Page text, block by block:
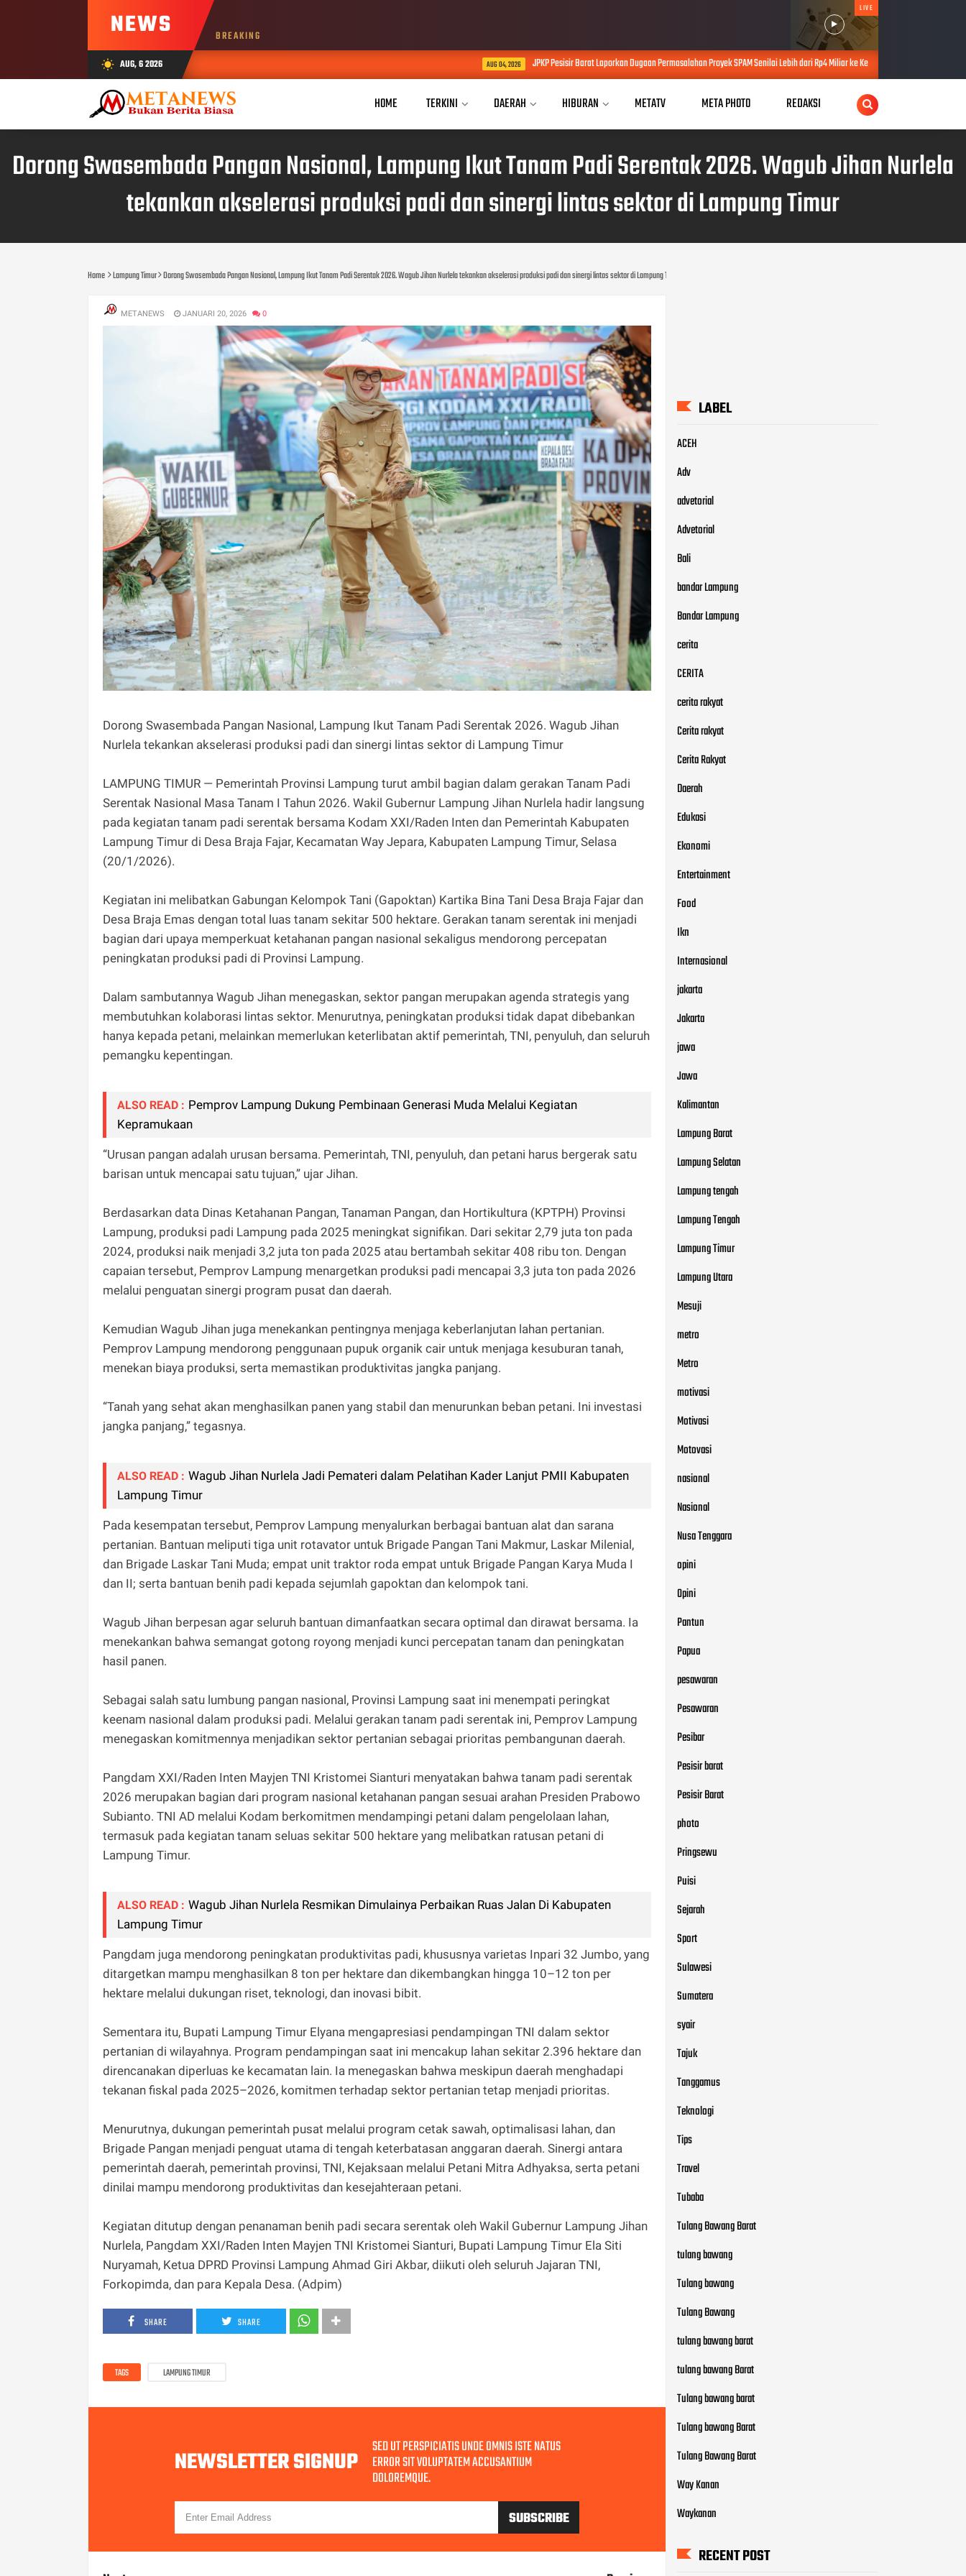
NEWS BREAKING
LIVE
wb_sunny AUG, 6 2026 JPKP Pesisir Barat Laporkan Dugaan Permasalahan Proyek SPAM Senilai Lebih dari Rp4 Miliar ke Kejati Lampung
HOME TERKINI DAERAH HIBURAN METATV META PHOTO REDAKSI
Dorong Swasembada Pangan Nasional, Lampung Ikut Tanam Padi Serentak 2026. Wagub Jihan Nurlela
tekankan akselerasi produksi padi dan sinergi lintas sektor di Lampung Timur
Home Lampung Timur Dorong Swasembada Pangan Nasional, Lampung Ikut Tanam Padi Serentak 2026. Wagub Jihan Nurlela tekankan akselerasi produksi padi dan sinergi lintas sektor di Lampung Timur
METANEWS JANUARI 20, 2026 0
Dorong Swasembada Pangan Nasional, Lampung Ikut Tanam Padi Serentak 2026. Wagub Jihan
Nurlela tekankan akselerasi produksi padi dan sinergi lintas sektor di Lampung Timur
LAMPUNG TIMUR — Pemerintah Provinsi Lampung turut ambil bagian dalam gerakan Tanam Padi
Serentak Nasional Masa Tanam I Tahun 2026. Wakil Gubernur Lampung Jihan Nurlela hadir langsung
pada kegiatan tanam padi serentak bersama Kodam XXI/Raden Inten dan Pemerintah Kabupaten
Lampung Timur di Desa Braja Fajar, Kecamatan Way Jepara, Kabupaten Lampung Timur, Selasa
(20/1/2026).
Kegiatan ini melibatkan Gabungan Kelompok Tani (Gapoktan) Kartika Bina Tani Desa Braja Fajar dan
Desa Braja Emas dengan total luas tanam sekitar 500 hektare. Gerakan tanam serentak ini menjadi
bagian dari upaya memperkuat ketahanan pangan nasional sekaligus mendorong percepatan
peningkatan produksi padi di Provinsi Lampung.
Dalam sambutannya Wagub Jihan menegaskan, sektor pangan merupakan agenda strategis yang
membutuhkan kolaborasi lintas sektor. Menurutnya, peningkatan produksi tidak dapat dibebankan
hanya kepada petani, melainkan memerlukan keterlibatan aktif pemerintah, TNI, penyuluh, dan seluruh
pemangku kepentingan.
ALSO READ : Pemprov Lampung Dukung Pembinaan Generasi Muda Melalui Kegiatan
Kepramukaan
“Urusan pangan adalah urusan bersama. Pemerintah, TNI, penyuluh, dan petani harus bergerak satu
barisan untuk mencapai satu tujuan,” ujar Jihan.
Berdasarkan data Dinas Ketahanan Pangan, Tanaman Pangan, dan Hortikultura (KPTPH) Provinsi
Lampung, produksi padi Lampung pada 2025 meningkat signifikan. Dari sekitar 2,79 juta ton pada
2024, produksi naik menjadi 3,2 juta ton pada 2025 atau bertambah sekitar 408 ribu ton. Dengan
capaian tersebut, Pemprov Lampung menargetkan produksi padi mencapai 3,3 juta ton pada 2026
melalui penguatan sinergi program pusat dan daerah.
Kemudian Wagub Jihan juga menekankan pentingnya menjaga keberlanjutan lahan pertanian.
Pemprov Lampung mendorong penggunaan pupuk organik cair untuk menjaga kesuburan tanah,
menekan biaya produksi, serta memastikan produktivitas jangka panjang.
“Tanah yang sehat akan menghasilkan panen yang stabil dan menurunkan beban petani. Ini investasi
jangka panjang,” tegasnya.
ALSO READ : Wagub Jihan Nurlela Jadi Pemateri dalam Pelatihan Kader Lanjut PMII Kabupaten
Lampung Timur
Pada kesempatan tersebut, Pemprov Lampung menyalurkan berbagai bantuan alat dan sarana
pertanian. Bantuan meliputi tiga unit rotavator untuk Brigade Pangan Tani Makmur, Laskar Milenial,
dan Brigade Laskar Tani Muda; empat unit traktor roda empat untuk Brigade Pangan Karya Muda I
dan II; serta bantuan benih padi kepada sejumlah gapoktan dan kelompok tani.
Wagub Jihan berpesan agar seluruh bantuan dimanfaatkan secara optimal dan dirawat bersama. Ia
menekankan bahwa semangat gotong royong menjadi kunci percepatan tanam dan peningkatan
hasil panen.
Sebagai salah satu lumbung pangan nasional, Provinsi Lampung saat ini menempati peringkat
keenam nasional dalam produksi padi. Melalui gerakan tanam padi serentak ini, Pemprov Lampung
menegaskan komitmennya menjadikan sektor pertanian sebagai prioritas pembangunan daerah.
Pangdam XXI/Raden Inten Mayjen TNI Kristomei Sianturi menyatakan bahwa tanam padi serentak
2026 merupakan bagian dari program nasional ketahanan pangan sesuai arahan Presiden Prabowo
Subianto. TNI AD melalui Kodam berkomitmen mendampingi petani dalam pengelolaan lahan,
termasuk pada kegiatan tanam seluas sekitar 500 hektare yang melibatkan ratusan petani di
Lampung Timur.
ALSO READ : Wagub Jihan Nurlela Resmikan Dimulainya Perbaikan Ruas Jalan Di Kabupaten
Lampung Timur
Pangdam juga mendorong peningkatan produktivitas padi, khususnya varietas Inpari 32 Jumbo, yang
ditargetkan mampu menghasilkan 8 ton per hektare dan dikembangkan hingga 10–12 ton per
hektare melalui dukungan riset, teknologi, dan inovasi bibit.
Sementara itu, Bupati Lampung Timur Elyana mengapresiasi pendampingan TNI dalam sektor
pertanian di wilayahnya. Program pendampingan saat ini mencakup lahan sekitar 2.396 hektare dan
direncanakan diperluas ke kecamatan lain. Ia menegaskan bahwa meskipun daerah menghadapi
tekanan fiskal pada 2025–2026, komitmen terhadap sektor pertanian tetap menjadi prioritas.
Menurutnya, dukungan pemerintah pusat melalui program cetak sawah, optimalisasi lahan, dan
Brigade Pangan menjadi penguat utama di tengah keterbatasan anggaran daerah. Sinergi antara
pemerintah daerah, pemerintah provinsi, TNI, Kejaksaan melalui Petani Mitra Adhyaksa, serta petani
dinilai mampu mendorong produktivitas dan kesejahteraan petani.
Kegiatan ditutup dengan penanaman benih padi secara serentak oleh Wakil Gubernur Lampung Jihan
Nurlela, Pangdam XXI/Raden Inten Mayjen TNI Kristomei Sianturi, Bupati Lampung Timur Ela Siti
Nuryamah, Ketua DPRD Provinsi Lampung Ahmad Giri Akbar, diikuti oleh seluruh Jajaran TNI,
Forkopimda, dan para Kepala Desa. (Adpim)
SHARE SHARE
TAGS LAMPUNG TIMUR
NEWSLETTER SIGNUP SED UT PERSPICIATIS UNDE OMNIS ISTE NATUS
ERROR SIT VOLUPTATEM ACCUSANTIUM
DOLOREMQUE.
LABEL
ACEH
Adv
advetorial
Advetorial
Bali
bandar Lampung
Bandar Lampung
cerita
CERITA
cerita rakyat
Cerita rakyat
Cerita Rakyat
Daerah
Edukasi
Ekonomi
Entertainment
Food
Ikn
Internasional
jakarta
Jakarta
jawa
Jawa
Kalimantan
Lampung Barat
Lampung Selatan
Lampung tengah
Lampung Tengah
Lampung Timur
Lampung Utara
Mesuji
metro
Metro
motivasi
Motivasi
Motovasi
nasional
Nasional
Nusa Tenggara
opini
Opini
Pantun
Papua
pesawaran
Pesawaran
Pesibar
Pesisir barat
Pesisir Barat
photo
Pringsewu
Puisi
Sejarah
Sport
Sulawesi
Sumatera
syair
Tajuk
Tanggamus
Teknologi
Tips
Travel
Tubaba
Tulang Bawang Barat
tulang bawang
Tulang bawang
Tulang Bawang
tulang bawang barat
tulang bawang Barat
Tulang bawang barat
Tulang bawang Barat
Tulang Bawang Barat
Way Kanan
Waykanan
RECENT POST